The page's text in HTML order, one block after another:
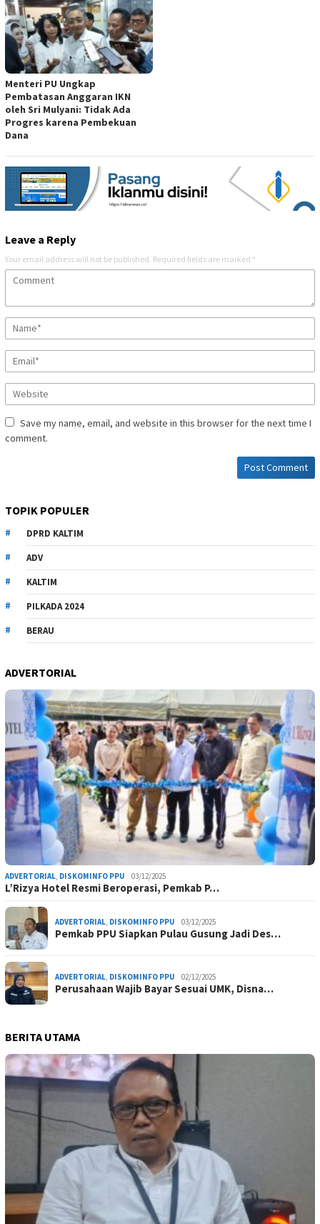
Menteri PU Ungkap
Pembatasan Anggaran IKN
oleh Sri Mulyani: Tidak Ada
Progres karena Pembekuan
Dana
Leave a Reply
Your email address will not be published. Required fields are marked *
Save my name, email, and website in this browser for the next time I
comment.
TOPIK POPULER
DPRD KALTIM
ADV
KALTIM
PILKADA 2024
BERAU
ADVERTORIAL
ADVERTORIAL, DISKOMINFO PPU 03/12/2025
L’Rizya Hotel Resmi Beroperasi, Pemkab P…
ADVERTORIAL, DISKOMINFO PPU 03/12/2025
Pemkab PPU Siapkan Pulau Gusung Jadi Des…
ADVERTORIAL, DISKOMINFO PPU 02/12/2025
Perusahaan Wajib Bayar Sesuai UMK, Disna…
BERITA UTAMA